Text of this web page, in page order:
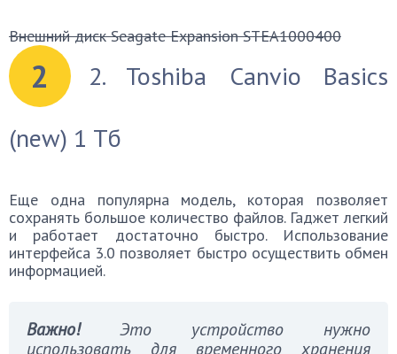
Внешний диск Seagate Expansion STEA1000400
2
2. Toshiba Canvio Basics
(new) 1 Тб
Еще одна популярна модель, которая позволяет
сохранять большое количество файлов. Гаджет легкий
и работает достаточно быстро. Использование
интерфейса 3.0 позволяет быстро осуществить обмен
информацией.
Важно!Это устройство нужно
использовать для временного хранения